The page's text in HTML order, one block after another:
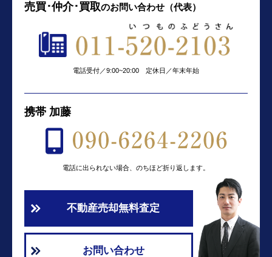
売買･仲介･買取のお問い合わせ（代表）
電話受付／9:00~20:00 定休日／年末年始
携帯 加藤
電話に出られない場合、のちほど折り返します。
不動産売却無料査定
お問い合わせ